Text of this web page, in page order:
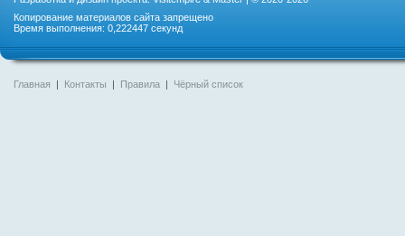
Копирование материалов сайта запрещено
Время выполнения: 0,222447 секунд
Главная | Контакты | Правила | Чёрный список